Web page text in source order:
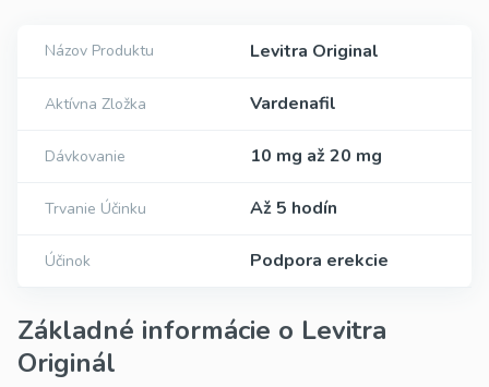
Názov Produktu Levitra Original
Aktívna Zložka Vardenafil
Dávkovanie 10 mg až 20 mg
Trvanie Účinku Až 5 hodín
Účinok Podpora erekcie
Základné informácie o Levitra
Originál